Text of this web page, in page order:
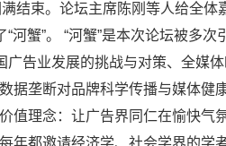
结束。论坛主席陈刚等人给全体
蟹”。 “河蟹”是本次论坛被多次
广告业发展的挑战与对策、全媒
据垄断对品牌科学传播与媒体健
值理念：让广告界同仁在愉快气
年都邀请经济学、社会学界的学